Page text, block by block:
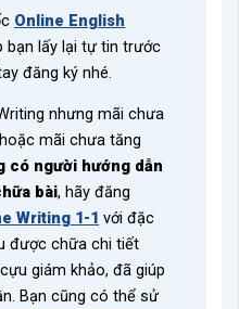
Online English
bạn lấy lại tự tin trước
đăng ký nhé.
nhưng mãi chưa
mãi chưa tăng
có người hướng dẫn
bài, hãy đăng
Writing 1-1 với đặc
được chữa chi tiết
giám khảo, đã giúp
Bạn cũng có thể sử